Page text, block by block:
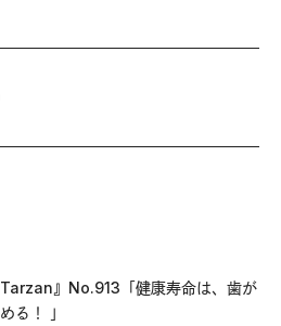
Tarzan』No.913「健康寿命は、歯が
る！ 」